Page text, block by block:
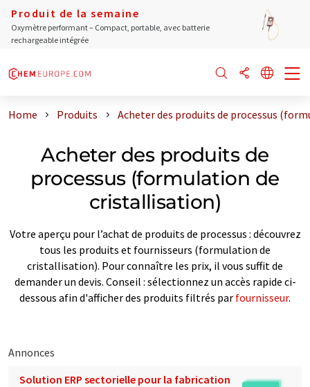
Produit de la semaine
Oxymètre performant – Compact, portable, avec batterie
rechargeable intégrée
Home Produits Acheter des produits de processus
Acheter des produits de
processus (formulation de
cristallisation)
Votre aperçu pour l’achat de produits de processus : découvrez
tous les produits et fournisseurs (formulation de
cristallisation). Pour connaître les prix, il vous suffit de
demander un devis. Conseil : sélectionnez un accès rapide ci-
dessous afin d'afficher des produits filtrés par fournisseur.
Annonces
Solution ERP sectorielle pour la fabrication